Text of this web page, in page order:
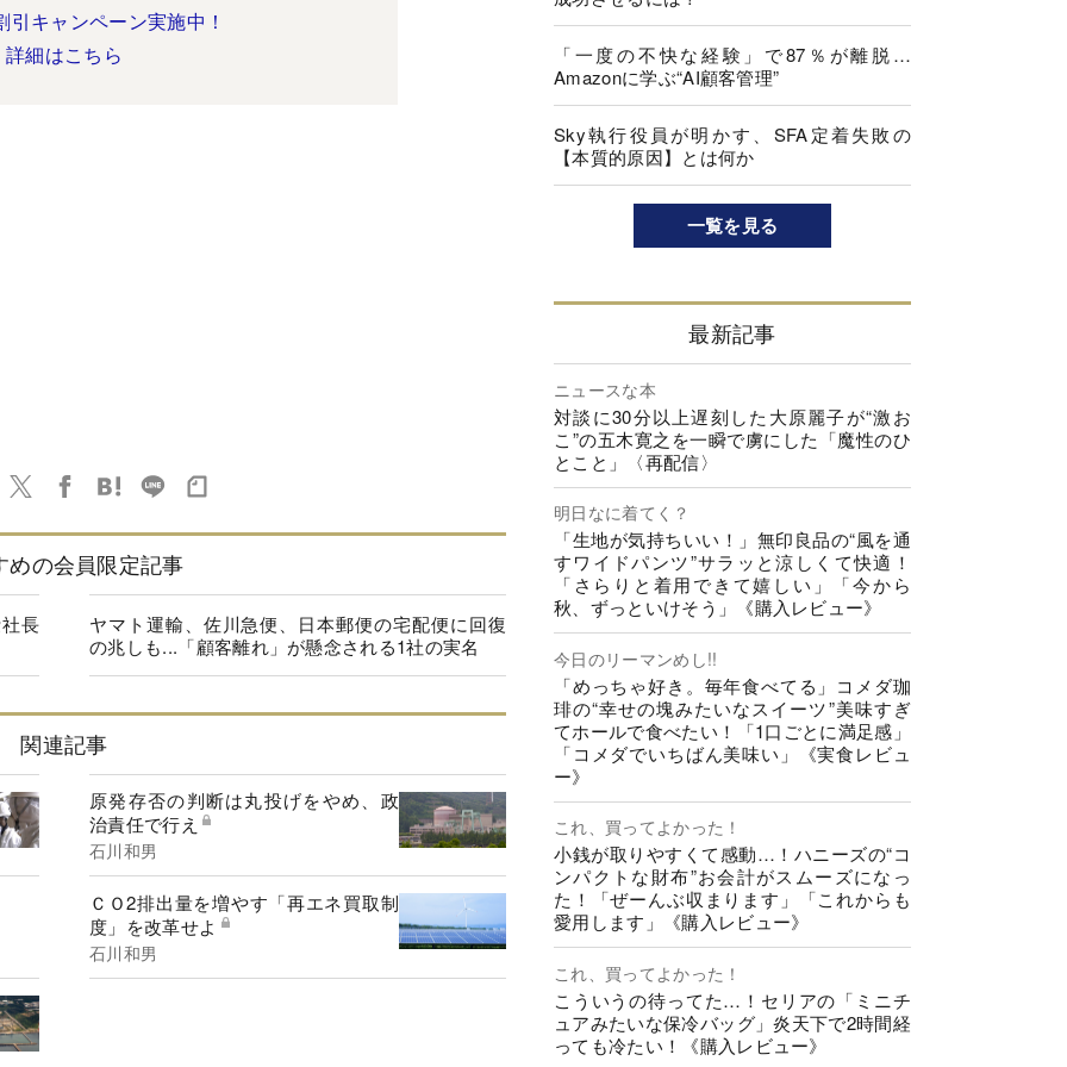
引キャンペーン実施中！
詳細はこちら
めの会員限定記事
長
ヤマト運輸、佐川急便、日本郵便の宅配便に回復
の兆しも...「顧客離れ」が懸念される1社の実名
関連記事
原発存否の判断は丸投げをやめ、政
治責任で行え
石川和男
ＣＯ2排出量を増やす「再エネ買取制
度」を改革せよ
石川和男
「一度の不快な経験」で87％が離脱…
Amazonに学ぶ“AI顧客管理”
Sky執行役員が明かす、SFA定着失敗の
【本質的原因】とは何か
一覧を見る
最新記事
ニュースな本
対談に30分以上遅刻した大原麗子が“激お
こ”の五木寛之を一瞬で虜にした「魔性のひ
とこと」〈再配信〉
明日なに着てく？
「生地が気持ちいい！」無印良品の“風を通
すワイドパンツ”サラッと涼しくて快適！
「さらりと着用できて嬉しい」「今から
秋、ずっといけそう」《購入レビュー》
今日のリーマンめし!!
「めっちゃ好き。毎年食べてる」コメダ珈
琲の“幸せの塊みたいなスイーツ”美味すぎ
てホールで食べたい！「1口ごとに満足感」
「コメダでいちばん美味い」《実食レビュ
ー》
これ、買ってよかった！
小銭が取りやすくて感動…！ハニーズの“コ
ンパクトな財布”お会計がスムーズになっ
た！「ぜーんぶ収まります」「これからも
愛用します」《購入レビュー》
これ、買ってよかった！
こういうの待ってた…！セリアの「ミニチ
ュアみたいな保冷バッグ」炎天下で2時間経
っても冷たい！《購入レビュー》